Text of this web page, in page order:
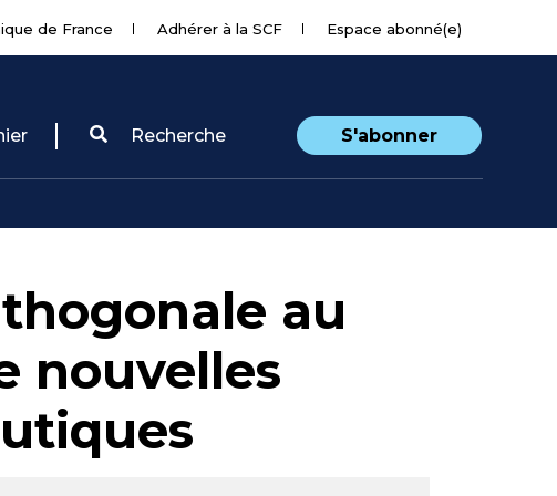
de France Adhérer à la SCF Espace abonné(e)
Recherche S'abonner
au
nouvelles